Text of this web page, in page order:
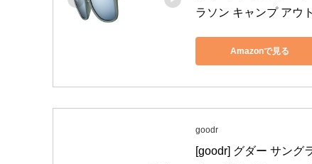
ラソン キャンプ アウ
Amazonで見る
goodr
[goodr] グダー サング